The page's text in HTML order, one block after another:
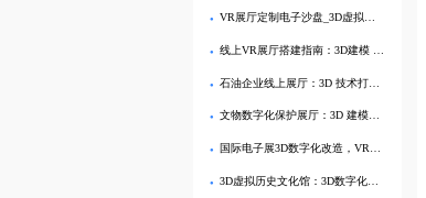
VR展厅定制电子沙盘_3D虚拟展示解决方案_沉浸式体验
线上VR展厅搭建指南：3D建模 + 全景交互，企业数字化展示新趋势
石油企业线上展厅：3D 技术打造全产业链数字孪生​
文物数字化保护展厅：3D 建模与沉浸式文物展示技术深度解析
国际电子展3D数字化改造，VR全景展厅助力品牌全球化
3D虚拟历史文化馆：3D数字化还原深度解读历史文化